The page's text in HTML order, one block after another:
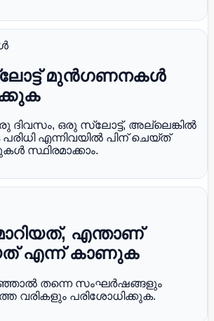
മുൻഗണനകൾ
ദിവസം, ഒരു സ്ലോട്ട്, അല്ലെങ്കിൽ
എന്നിവയിൽ പിന് ചെയ്ത്
സ്ഥിരമാക്കാം.
എന്താണ്
എന്ന് കാണുക
തന്നെ സംഘർഷങ്ങളും
വരികളും പരിശോധിക്കുക.